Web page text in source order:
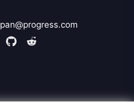
フォリオの一部です。プログレスは、アプリケ